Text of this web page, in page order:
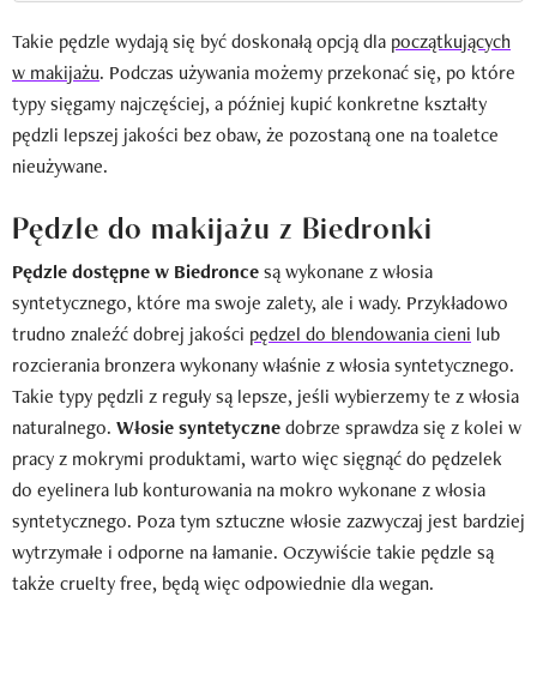
Takie pędzle wydają się być doskonałą opcją dla początkujących
w makijażu. Podczas używania możemy przekonać się, po które
typy sięgamy najczęściej, a później kupić konkretne kształty
pędzli lepszej jakości bez obaw, że pozostaną one na toaletce
nieużywane.
Pędzle do makijażu z Biedronki
Pędzle dostępne w Biedroncesą wykonane z włosia
syntetycznego, które ma swoje zalety, ale i wady. Przykładowo
trudno znaleźć dobrej jakości pędzel do blendowania cieni lub
rozcierania bronzera wykonany właśnie z włosia syntetycznego.
Takie typy pędzli z reguły są lepsze, jeśli wybierzemy te z włosia
naturalnego. Włosie syntetycznedobrze sprawdza się z kolei w
pracy z mokrymi produktami, warto więc sięgnąć do pędzelek
do eyelinera lub konturowania na mokro wykonane z włosia
syntetycznego. Poza tym sztuczne włosie zazwyczaj jest bardziej
wytrzymałe i odporne na łamanie. Oczywiście takie pędzle są
także cruelty free, będą więc odpowiednie dla wegan.